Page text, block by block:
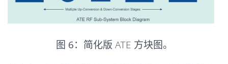
图 6： 简化版 ATE 方块图。